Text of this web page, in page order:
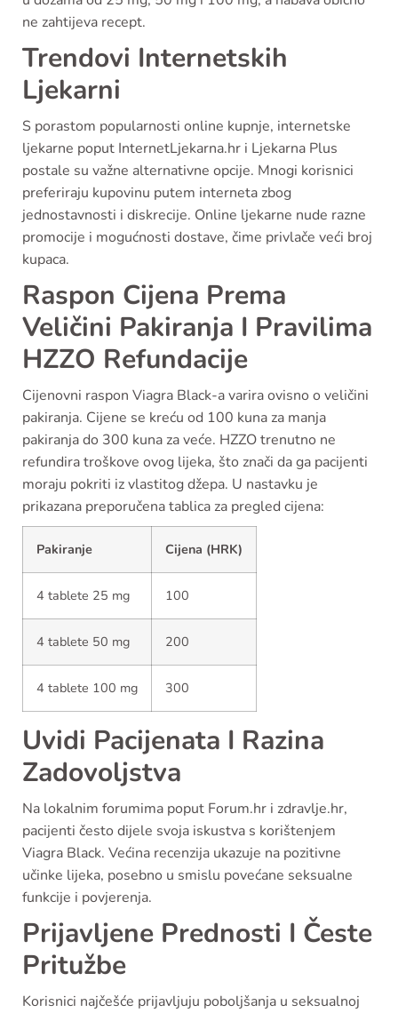
ne zahtijeva recept.
Trendovi Internetskih
Ljekarni
S porastom popularnosti online kupnje, internetske
ljekarne poput InternetLjekarna.hr i Ljekarna Plus
postale su važne alternativne opcije. Mnogi korisnici
preferiraju kupovinu putem interneta zbog
jednostavnosti i diskrecije. Online ljekarne nude razne
promocije i mogućnosti dostave, čime privlače veći broj
kupaca.
Raspon Cijena Prema
Veličini Pakiranja I Pravilima
HZZO Refundacije
Cijenovni raspon Viagra Black-a varira ovisno o veličini
pakiranja. Cijene se kreću od 100 kuna za manja
pakiranja do 300 kuna za veće. HZZO trenutno ne
refundira troškove ovog lijeka, što znači da ga pacijenti
moraju pokriti iz vlastitog džepa. U nastavku je
prikazana preporučena tablica za pregled cijena:
Pakiranje Cijena (HRK)
4 tablete 25 mg 100
4 tablete 50 mg 200
4 tablete 100 mg 300
Uvidi Pacijenata I Razina
Zadovoljstva
Na lokalnim forumima poput Forum.hr i zdravlje.hr,
pacijenti često dijele svoja iskustva s korištenjem
Viagra Black. Većina recenzija ukazuje na pozitivne
učinke lijeka, posebno u smislu povećane seksualne
funkcije i povjerenja.
Prijavljene Prednosti I Česte
Pritužbe
Korisnici najčešće prijavljuju poboljšanja u seksualnoj